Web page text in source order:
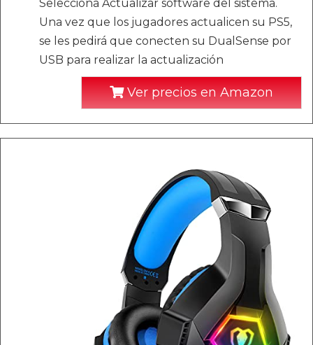
Selecciona Actualizar software del sistema.
Una vez que los jugadores actualicen su PS5,
se les pedirá que conecten su DualSense por
USB para realizar la actualización
Ver precios en Amazon